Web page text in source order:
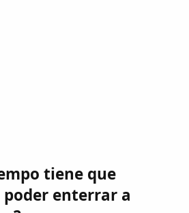
tiene que
enterrar a